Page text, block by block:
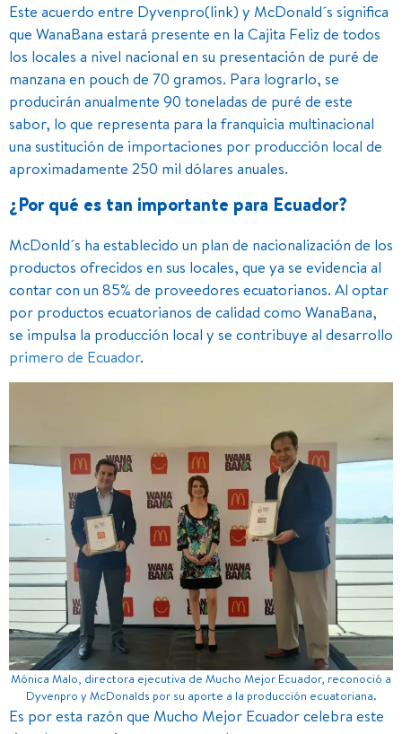
Este acuerdo entre Dyvenpro(link) y McDonald´s significa
que WanaBana estará presente en la Cajita Feliz de todos
los locales a nivel nacional en su presentación de puré de
manzana en pouch de 70 gramos. Para lograrlo, se
producirán anualmente 90 toneladas de puré de este
sabor, lo que representa para la franquicia multinacional
una sustitución de importaciones por producción local de
aproximadamente 250 mil dólares anuales.
¿Por qué es tan importante para Ecuador?
McDonld´s ha establecido un plan de nacionalización de los
productos ofrecidos en sus locales, que ya se evidencia al
contar con un 85% de proveedores ecuatorianos. Al optar
por productos ecuatorianos de calidad como WanaBana,
se impulsa la producción local y se contribuye al desarrollo
primero de Ecuador.
Mónica Malo, directora ejecutiva de Mucho Mejor Ecuador, reconoció a
Dyvenpro y McDonalds por su aporte a la producción ecuatoriana.
Es por esta razón que Mucho Mejor Ecuador celebra este